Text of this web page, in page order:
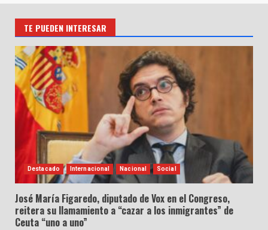
de
entradas
TE PUEDEN INTERESAR
Destacado Internacional Nacional Social
José María Figaredo, diputado de Vox en el Congreso,
reitera su llamamiento a “cazar a los inmigrantes” de
Ceuta “uno a uno”